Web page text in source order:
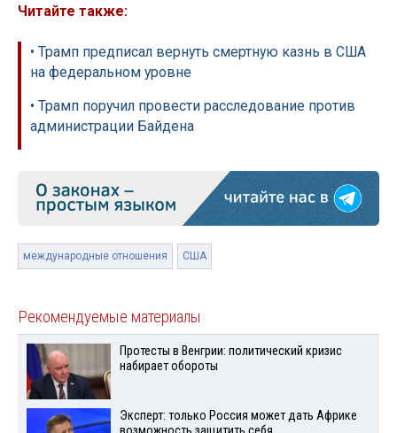
Читайте также:
• Трамп предписал вернуть смертную казнь в США
на федеральном уровне
• Трамп поручил провести расследование против
администрации Байдена
международные отношения США
Рекомендуемые материалы
Протесты в Венгрии: политический кризис
набирает обороты
Эксперт: только Россия может дать Африке